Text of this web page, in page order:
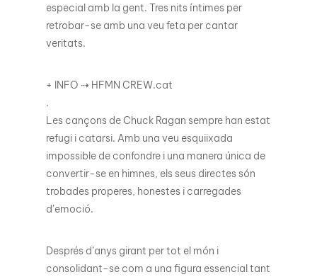
especial amb la gent. Tres nits íntimes per
retrobar-se amb una veu feta per cantar
veritats.
+ INFO ⇢ HFMN CREW.cat
.
Les cançons de Chuck Ragan sempre han estat
refugi i catarsi. Amb una veu esquiixada
impossible de confondre i una manera única de
convertir-se en himnes, els seus directes són
trobades properes, honestes i carregades
d’emoció.
Després d’anys girant per tot el món i
consolidant-se com a una figura essencial tant